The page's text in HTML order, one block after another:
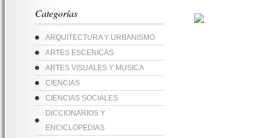
Categorías
ARQUITECTURA Y URBANISMO
ARTES ESCENICAS
ARTES VISUALES Y MUSICA
CIENCIAS
CIENCIAS SOCIALES
DICCIONARIOS Y
ENCICLOPEDIAS